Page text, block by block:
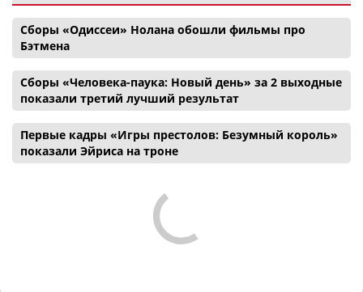
Сборы «Одиссеи» Нолана обошли фильмы про
Бэтмена
Сборы «Человека-паука: Новый день» за 2 выходные
показали третий лучший результат
Первые кадры «Игры престолов: Безумный король»
показали Эйриса на троне